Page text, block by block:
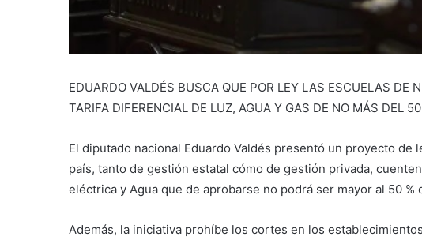
EDUARDO VALDÉS BUSCA QUE POR LEY LAS ESCUELAS DE
TARIFA DIFERENCIAL DE LUZ, AGUA Y GAS DE NO MÁS DEL
El diputado nacional Eduardo Valdés presentó un proyecto de
país, tanto de gestión estatal cómo de gestión privada,
eléctrica y Agua que de aprobarse no podrá ser mayor al 50 %
Además, la iniciativa prohíbe los cortes en los